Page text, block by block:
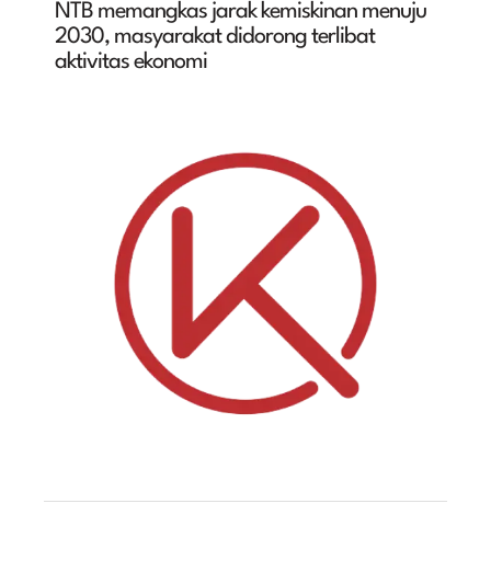
NTB memangkas jarak kemiskinan menuju
2030, masyarakat didorong terlibat
aktivitas ekonomi